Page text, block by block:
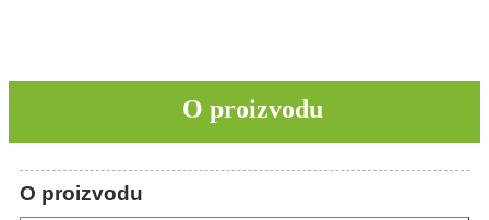
O proizvodu
O proizvodu